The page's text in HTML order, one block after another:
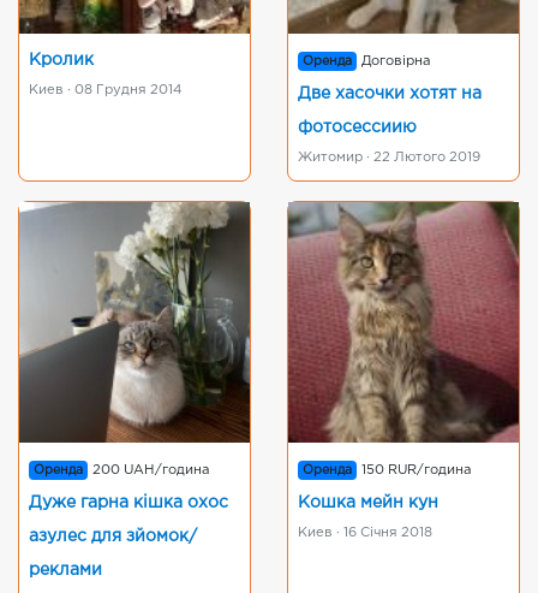
Кролик
Киев · 08 Грудня 2014
Оренда Договірна
Две хасочки хотят на
фотосессиию
Житомир · 22 Лютого 2019
Оренда 200 UAH/година
Дуже гарна кішка охос
азулес для зйомок/
реклами
Оренда 150 RUR/година
Кошка мейн кун
Киев · 16 Січня 2018